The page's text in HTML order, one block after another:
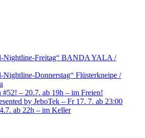
Nightline-Freitag“ BANDA YALA /
Nightline-Donnerstag“ Flüsterkneipe /
#52! – 20.7. ab 19h – im Freien!
by JeboTek – Fr 17. 7. ab 23:00
ab 22h – im Keller